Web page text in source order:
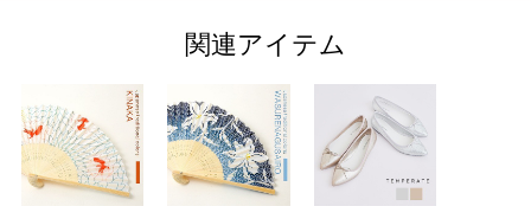
関連アイテム